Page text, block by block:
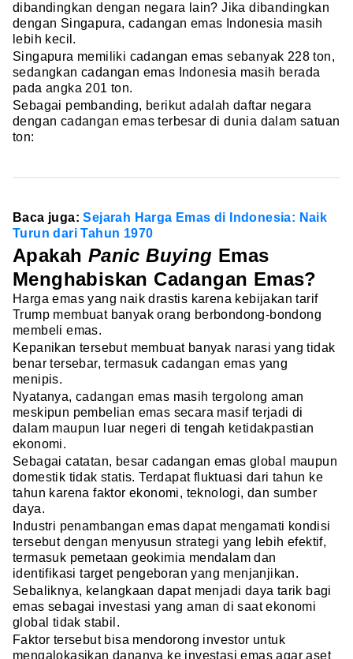
dibandingkan dengan negara lain? Jika dibandingkan
dengan Singapura, cadangan emas Indonesia masih
lebih kecil.
Singapura memiliki cadangan emas sebanyak 228 ton,
sedangkan cadangan emas Indonesia masih berada
pada angka 201 ton.
Sebagai pembanding, berikut adalah daftar negara
dengan cadangan emas terbesar di dunia dalam satuan
ton:
Baca juga:Sejarah Harga Emas di Indonesia: Naik
Turun dari Tahun 1970
Apakah Panic Buying Emas
Menghabiskan Cadangan Emas?
Harga emas yang naik drastis karena kebijakan tarif
Trump membuat banyak orang berbondong-bondong
membeli emas.
Kepanikan tersebut membuat banyak narasi yang tidak
benar tersebar, termasuk cadangan emas yang
menipis.
Nyatanya, cadangan emas masih tergolong aman
meskipun pembelian emas secara masif terjadi di
dalam maupun luar negeri di tengah ketidakpastian
ekonomi.
Sebagai catatan, besar cadangan emas global maupun
domestik tidak statis. Terdapat fluktuasi dari tahun ke
tahun karena faktor ekonomi, teknologi, dan sumber
daya.
Industri penambangan emas dapat mengamati kondisi
tersebut dengan menyusun strategi yang lebih efektif,
termasuk pemetaan geokimia mendalam dan
identifikasi target pengeboran yang menjanjikan.
Sebaliknya, kelangkaan dapat menjadi daya tarik bagi
emas sebagai investasi yang aman di saat ekonomi
global tidak stabil.
Faktor tersebut bisa mendorong investor untuk
mengalokasikan dananya ke investasi emas agar aset